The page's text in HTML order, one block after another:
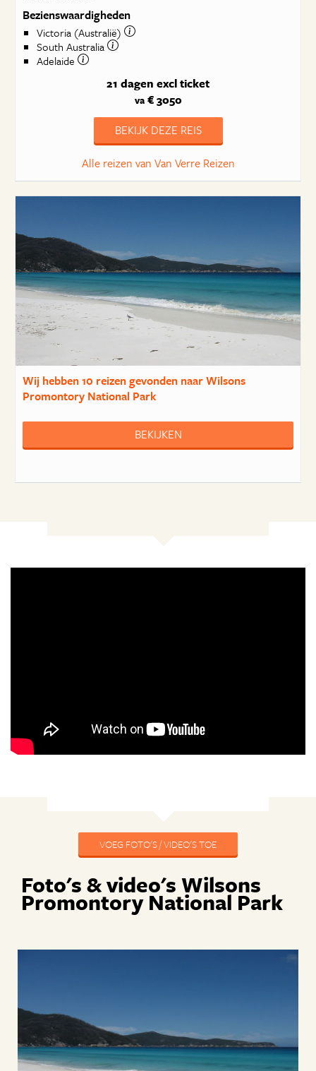
Bezienswaardigheden
Victoria (Australië)
South Australia
Adelaide
21 dagen excl ticket
va€ 3050
BEKIJK DEZE REIS
Alle reizen van Van Verre Reizen
Wij hebben10 reizengevonden naar Wilsons
Promontory National Park
BEKIJKEN
VOEG FOTO'S / VIDEO'S TOE
Foto's & video's Wilsons
Promontory National Park